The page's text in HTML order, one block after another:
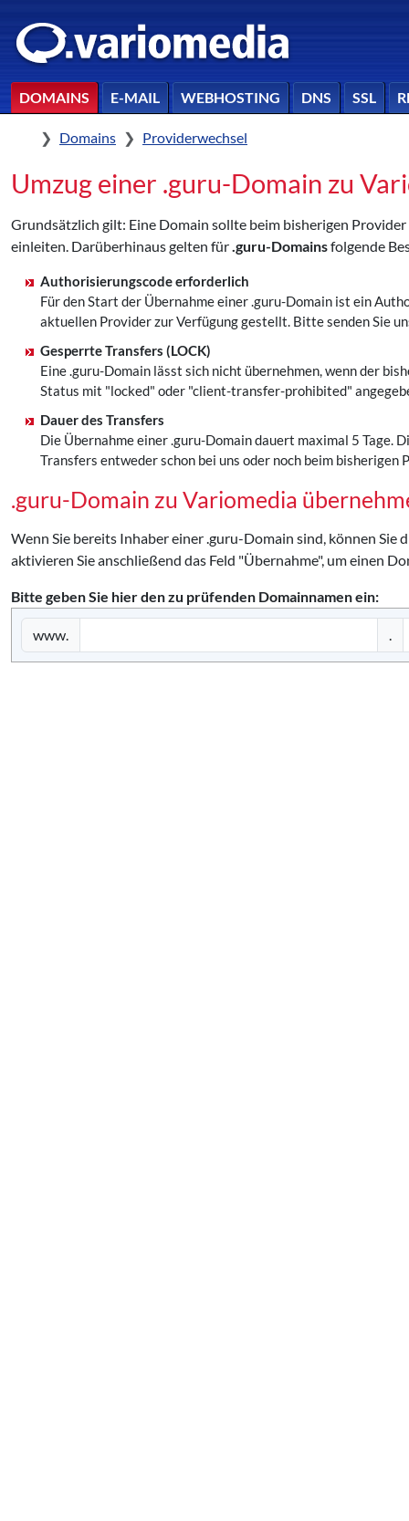
DOMAINS E-MAIL WEBHOSTING DNS SSL
HomeDomains Providerwechsel
Umzug einer .guru-Domain zu
Grundsätzlich gilt: Eine Domain sollte beim bisherigen
einleiten. Darüberhinaus gelten für.guru-Domainsfolgende
Authorisierungscode erforderlich
Für den Start der Übernahme einer .guru-Domain ist ein
aktuellen Provider zur Verfügung gestellt. Bitte senden Sie
Gesperrte Transfers (LOCK)
Eine .guru-Domain lässt sich nicht übernehmen, wenn der
Status mit "locked" oder "client-transfer-prohibited"
Dauer des Transfers
Die Übernahme einer .guru-Domain dauert maximal 5 Tage.
Transfers entweder schon bei uns oder noch beim
.guru-Domain zu Variomedia
Wenn Sie bereits Inhaber einer .guru-Domain sind, können
aktivieren Sie anschließend das Feld "Übernahme", um einen
Bitte geben Sie hier den zu prüfenden Domainnamen ein:
www. .